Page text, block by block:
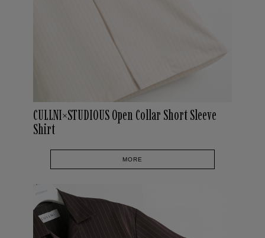
CULLNI×STUDIOUS Open Collar Short Sleeve
Shirt
MORE